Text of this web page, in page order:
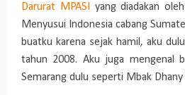
Darurat MPASI yang diadakan
Menyusui Indonesia cabang
buatku karena sejak hamil, aku
tahun 2008. Aku juga mengenal
Semarang dulu seperti Mbak Dhany